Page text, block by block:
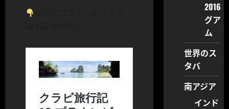
2016
グア
ム
世界のス
タバ
南アジア
インド